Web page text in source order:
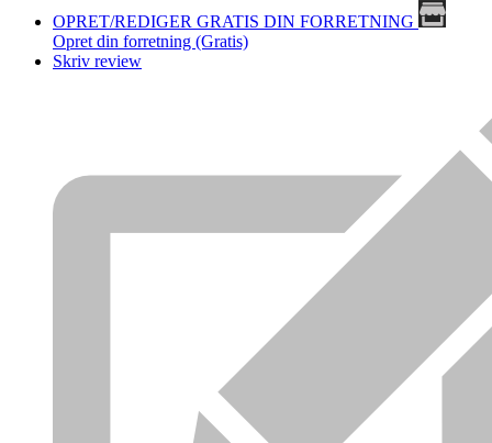
OPRET/REDIGER GRATIS DIN FORRETNING
Opret din forretning (Gratis)
Skriv review